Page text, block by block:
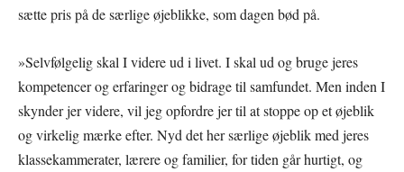
sætte pris på de særlige øjeblikke, som dagen bød på.
»Selvfølgelig skal I videre ud i livet. I skal ud og bruge jeres
kompetencer og erfaringer og bidrage til samfundet. Men inden I
skynder jer videre, vil jeg opfordre jer til at stoppe op et øjeblik
og virkelig mærke efter. Nyd det her særlige øjeblik med jeres
klassekammerater, lærere og familier, for tiden går hurtigt, og